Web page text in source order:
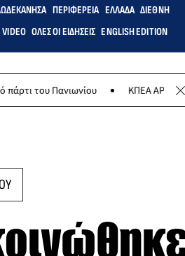
ΠΕΡΙΦΈΡΕΙΑ ΕΛΛΆΔΑ ΔΙΕΘΝΉ
ΌΛΕΣ ΟΙ ΕΙΔΉΣΕΙΣ ENGLISH EDITION
του Πανιωνίου ΚΠΕΑ ΑΡΤΕΜΙΣ: